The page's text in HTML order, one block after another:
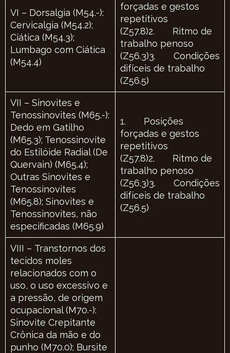
VI – Dorsalgia (M54.-):
Cervicalgia (M54.2);
Ciática (M54.3);
Lumbago com Ciática
(M54.4)
forçadas e gestos
repetitivos
(Z57.8)2. Ritmo de
trabalho penoso
(Z56.3)3. Condições
difíceis de trabalho
(Z56.5)
VII – Sinovites e
Tenossinovites (M65.-):
Dedo em Gatilho
(M65.3); Tenossinovite
do Estilóide Radial (De
Quervain) (M65.4);
Outras Sinovites e
Tenossinovites
(M65.8); Sinovites e
Tenossinovites, não
especificadas (M65.9)
1. Posições
forçadas e gestos
repetitivos
(Z57.8)2. Ritmo de
trabalho penoso
(Z56.3)3. Condições
difíceis de trabalho
(Z56.5)
VIII – Transtornos dos
tecidos moles
relacionados com o
uso, o uso excessivo e
a pressão, de origem
ocupacional (M70.-):
Sinovite Crepitante
Crônica da mão e do
punho (M70.0); Bursite